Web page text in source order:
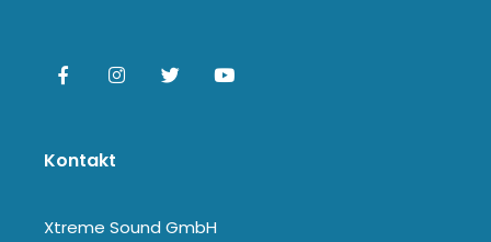
Kontakt
Xtreme Sound GmbH